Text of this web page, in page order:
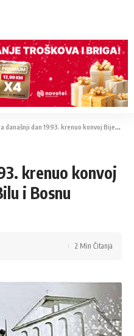
dan 1993. krenuo konvoj Bijeli put za Novu Bilu i Bosnu Srebrenu
krenuo konvoj
i Bosnu
2 Min Čitanja